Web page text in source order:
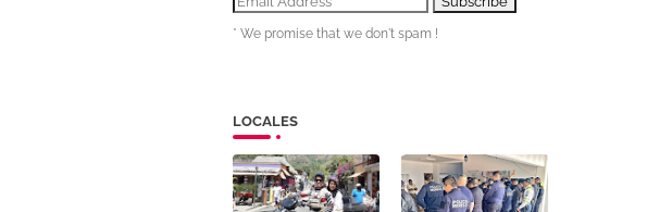
* We promise that we don't spam !
LOCALES